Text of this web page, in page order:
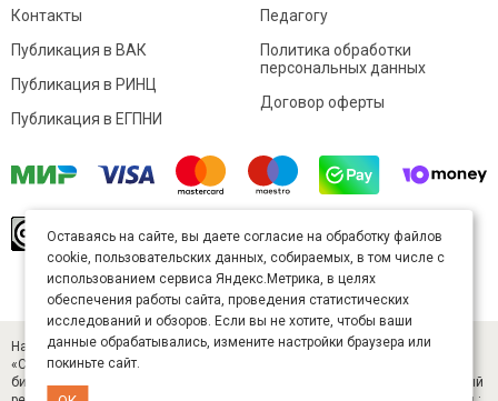
Контакты
Педагогу
Публикация в ВАК
Публикация в РИНЦ
Публикация в ЕГПНИ
Политика обработки
персональных данных
Договор оферты
произведение доступно полицензии Creative
Commons «Attribution» («Атрибуция») 4.0
Непортированная.
Карта сайта
Научный журнал «Студенческий» (ISSN 2541-9412). Издатель — ООО
«СибАК» (ИНН 5402054157). Размещается в Научной электронной
библиотеке eLIBRARY.RU (договор № 445-11/2019 от 05.11.2019). Главный
Оставаясь на сайте, вы даете согласие на обработку файлов
cookie, пользовательских данных, собираемых, в том числе с
использованием сервиса Яндекс.Метрика, в целях
обеспечения работы сайта, проведения статистических
исследований и обзоров. Если вы не хотите, чтобы ваши
данные обрабатывались, измените настройки браузера или
покиньте сайт.